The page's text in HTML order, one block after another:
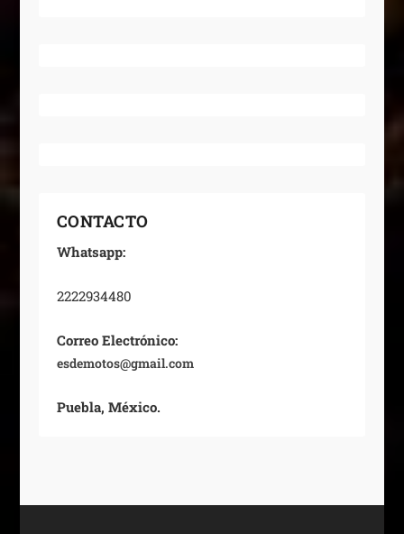
CONTACTO
Whatsapp:
2222934480
Correo Electrónico:
esdemotos@gmail.com
Puebla, México.